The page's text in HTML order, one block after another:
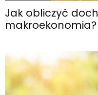
Jak obliczyć
makroekonomia?